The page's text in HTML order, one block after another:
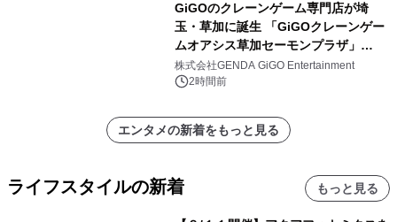
GiGOのクレーンゲーム専門店が埼
玉・草加に誕生 「GiGOクレーンゲー
ムオアシス草加セーモンプラザ」
2026年8月7日(金)10時グランドオープ
ン
株式会社GENDA GiGO Entertainment
2時間前
エンタメの新着をもっと見る
ライフスタイルの新着 もっと見る